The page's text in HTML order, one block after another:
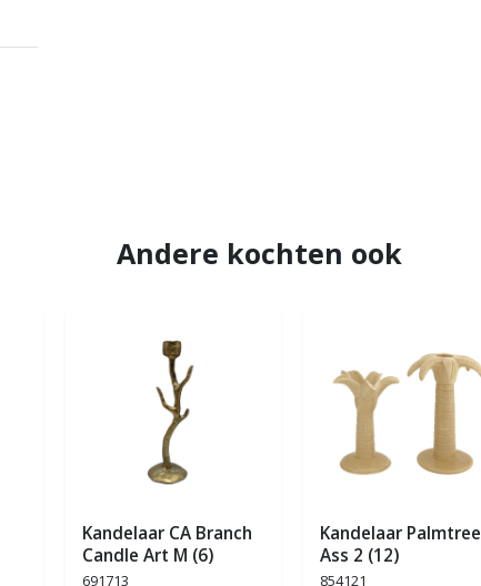
Andere kochten ook
Kandelaar CA Branch
Candle Art M (6)
691713
Kandelaar Palmtree
Ass 2 (12)
854121